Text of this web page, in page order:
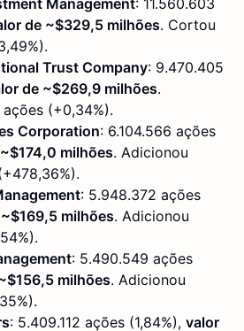
de ~$329,5 milhões. Cortou
Trust Company: 9.470.405
de ~$269,9 milhões.
(+0,34%).
Corporation: 6.104.566 ações
milhões. Adicionou
: 5.948.372 ações
milhões. Adicionou
: 5.490.549 ações
milhões. Adicionou
: 5.409.112 ações (1,84%), valor